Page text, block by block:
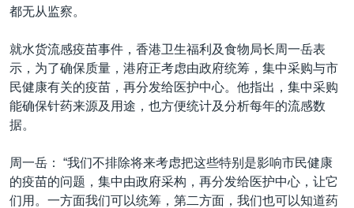
跳
转
到
检
索
印太
中东
欧洲
非洲
美洲
全球议题
经济·金融·贸易
人权·法律·宗教
科教·文娱·体健
军事
劳工
环境
美中关系
热点专题
白宫要闻
国会报道
美中关系
美国建国250周年
埃博拉疫情
VOA视频
VOA今日焦点
中文广播
关注我们
都无从监察。
就水货流感疫苗事件，香港卫生福利及食物局长周一岳表
示，为了确保质量，港府正考虑由政府统筹，集中采购与市
民健康有关的疫苗，再分发给医护中心。他指出，集中采购
能确保针药来源及用途，也方便统计及分析每年的流感数
据。
周一岳： “我们不排除将来考虑把这些特别是影响市民健康
的疫苗的问题，集中由政府采构，再分发给医护中心，让它
们用。一方面我们可以统筹，第二方面，我们也可以知道药